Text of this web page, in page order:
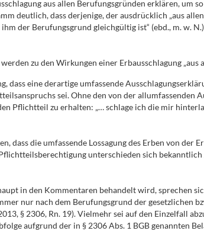
aus allen Berufungsgründen erklären, um
deutlich, dass derjenige, der ausdrücklich „aus
der Berufungsgrund gleichgültig ist“ (ebd., m. w.
zu den Wirkungen einer Erbausschlagung
dass eine derartige umfassende
sei. Ohne den von der allumfassenden
Pflichtteil zu erhalten: „… schlage ich die mir
dass die umfassende Lossagung des Erben von
unterschieden sich
in den Kommentaren behandelt wird, sprechen
nur nach dem Berufungsgrund der gesetzlichen
§ 2306, Rn. 19). Vielmehr sei auf den Einzelfall
aufgrund der in § 2306 Abs. 1 BGB genannten